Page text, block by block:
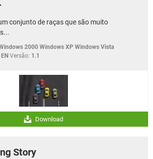
conjunto de raças que são muito
2000 Windows XP Windows Vista
EN Versão: 1.1
Download
Story